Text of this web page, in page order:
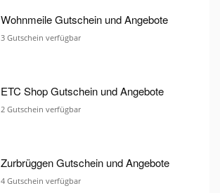
Wohnmeile Gutschein und Angebote
3 Gutschein verfügbar
ETC Shop Gutschein und Angebote
2 Gutschein verfügbar
Zurbrüggen Gutschein und Angebote
4 Gutschein verfügbar